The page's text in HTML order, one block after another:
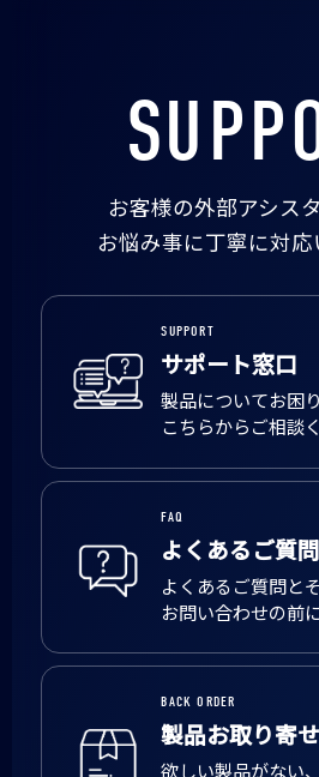
お客様の外部アシス
お悩み事に丁寧に対応
SUPPORT
サポート窓口
製品についてお困
こちらからご相談
FAQ
よくあるご質問
よくあるご質問と
お問い合わせの前
BACK ORDER
製品お取り寄せ
欲しい製品がない、